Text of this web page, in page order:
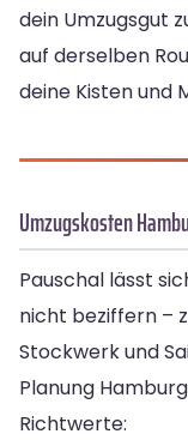
dein Umzugsgut
auf derselben
deine Kisten und
Umzugskosten
Pauschal lässt
nicht beziffern –
Stockwerk und
Planung
Richtwerte: